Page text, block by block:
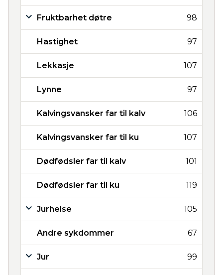
Fruktbarhet døtre 98
Hastighet 97
Lekkasje 107
Lynne 97
Kalvingsvansker far til kalv 106
Kalvingsvansker far til ku 107
Dødfødsler far til kalv 101
Dødfødsler far til ku 119
Jurhelse 105
Andre sykdommer 67
Jur 99